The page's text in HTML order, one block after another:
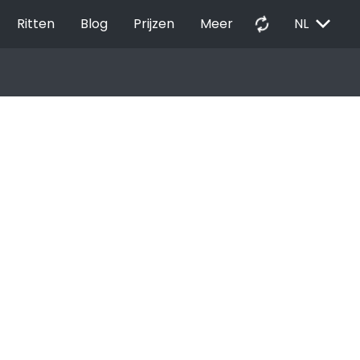
Ritten Blog Prijzen Meer autorenew NL EXPAND_MORE